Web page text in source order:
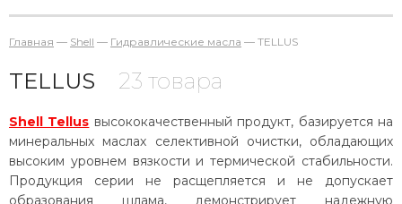
Главная — Shell — Гидравлические масла — TELLUS
TELLUS 23 товара
Shell Tellus высококачественный продукт, базируется на
минеральных маслах селективной очистки, обладающих
высоким уровнем вязкости и термической стабильности.
Продукция серии не расщепляется и не допускает
образования шлама, демонстрирует надежную